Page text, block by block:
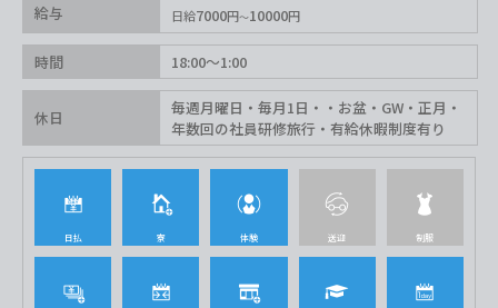
給与 日給7000円 10000円
時間 18:00〜1:00
休日
毎週月曜日・毎月1日・・お盆・GW・正月・
年数回の社員研修旅行・有給休暇制度有り
日払 寮 体験 送迎 制服